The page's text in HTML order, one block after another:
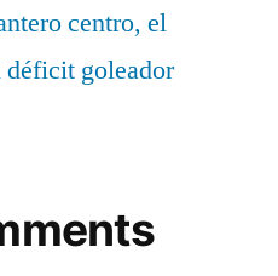
centro, el
déficit goleador